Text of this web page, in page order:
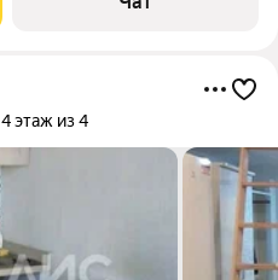
4 этаж из 4